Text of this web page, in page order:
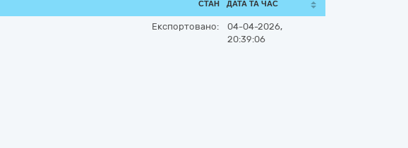
СТАН ДАТА ТА ЧАС
Експортовано:
04-04-2026,
20:39:06